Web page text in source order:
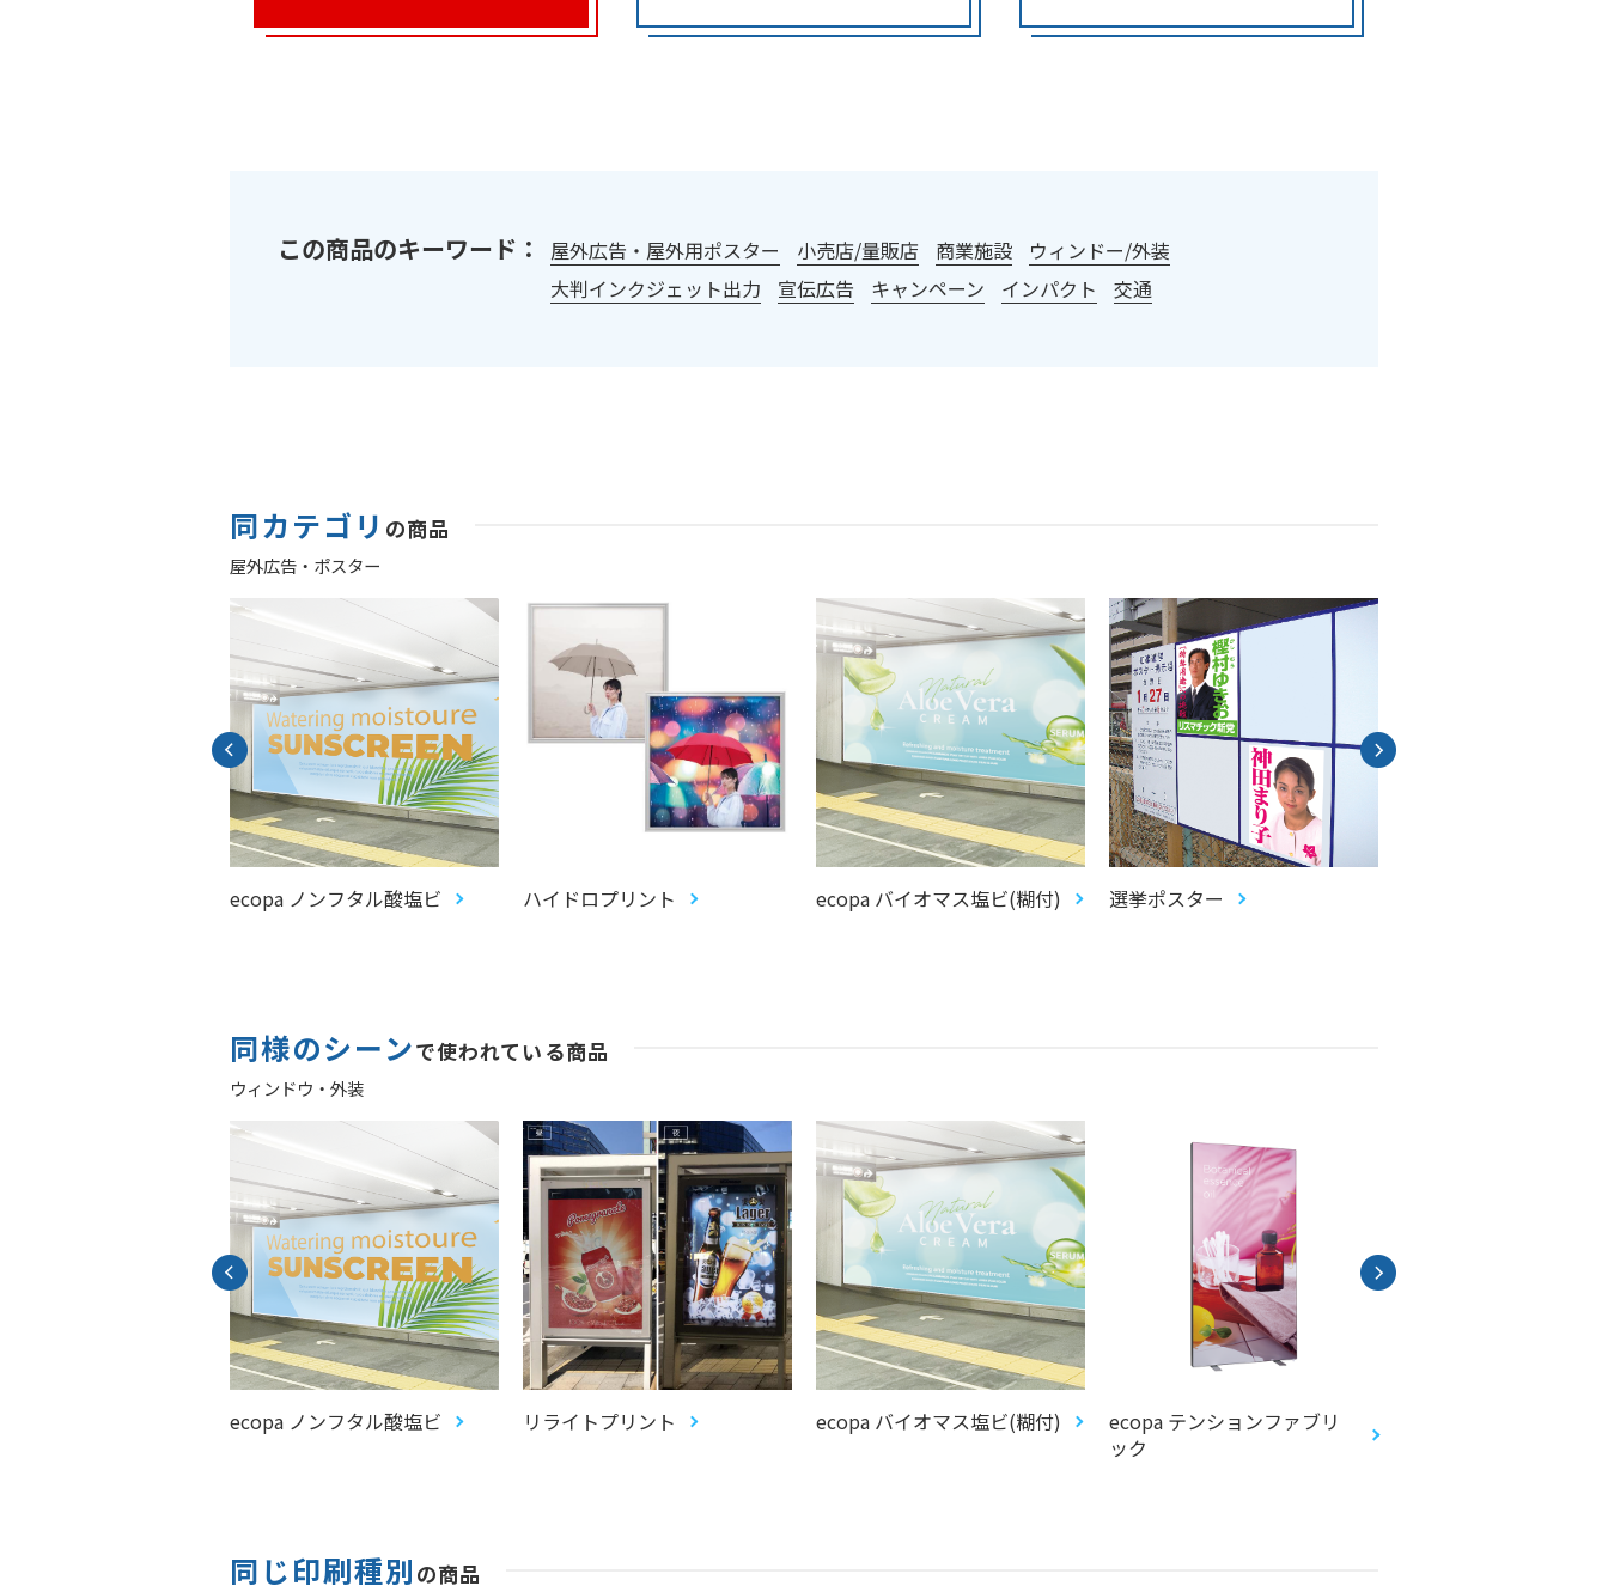
この商品のキーワード： 屋外広告・屋外用ポスター 小売店/量販店 商業施設
ウィンドー/外装
大判インクジェット出力
宣伝広告 キャンペーン インパクト 交通
同カテゴリ の商品
屋外広告・ポスター
ecopa ノンフタル酸塩ビ ハイドロプリント ecopa バイオマス塩ビ(糊付) 選挙ポスター
同様のシーンで使われている商品
ウィンドウ・外装
ecopa ノンフタル酸塩ビ リライトプリント ecopa バイオマス塩ビ(糊付)
ecopa テンションファブリ
ック
同じ印刷種別 の商品